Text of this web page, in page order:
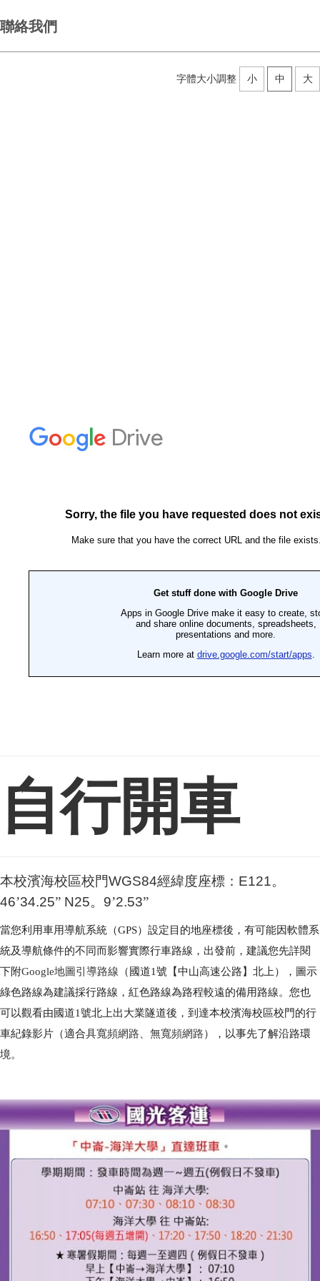
聯絡我們
字體大小調整 小 中 大
自行開車
本校濱海校區校門WGS84經緯度座標： E121。
46’34.25” N25。 9’2.53”
當您利用車用導航系統（GPS）設定目的地座標後，有可能因軟體系
統及導航條件的不同而影響實際行車路線，出發前，建議您先詳閱
下附Google地圖引導路線 （國道1號【中山高速公路】北上），圖示
綠色路線為建議採行路線，紅色路線為路程較遠的備用路線。您也
可以觀看由國道1號北上出大業隧道後，到達本校濱海校區校門的行
車紀錄影片（適合具寬頻網路 無寬頻網路），以事先了解沿路環
境。